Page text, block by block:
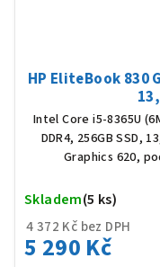
HP EliteBook 830
Intel Core i5-8365U
DDR4, 256GB SSD,
Graphics 620,
4 372 Kč bez DPH
5 290 Kč
Skladem(5 ks)